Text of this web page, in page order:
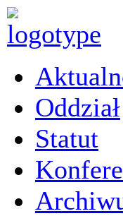
Oddział
Statut